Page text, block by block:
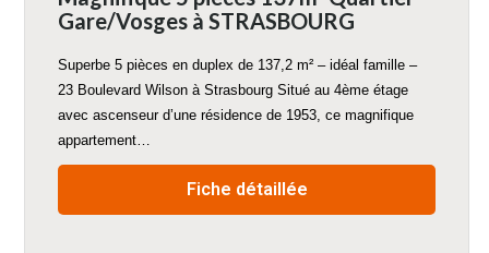
Gare/Vosges à STRASBOURG
Superbe 5 pièces en duplex de 137,2 m² – idéal famille –
23 Boulevard Wilson à Strasbourg Situé au 4ème étage
avec ascenseur d’une résidence de 1953, ce magnifique
appartement…
Fiche détaillée